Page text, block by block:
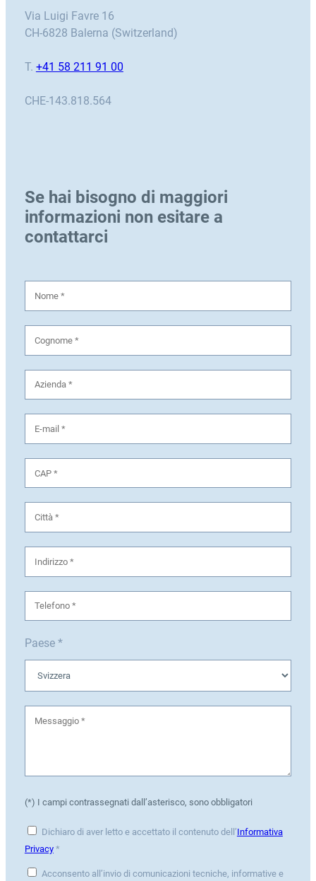
Via Luigi Favre 16
CH-6828 Balerna (Switzerland)
T. +41 58 211 91 00
CHE-143.818.564
Se hai bisogno di maggiori
informazioni non esitare a
contattarci
Paese *
(*) I campi contrassegnati dall’asterisco, sono obbligatori
Dichiaro di aver letto e accettato il contenuto dell’Informativa
Privacy*
Acconsento all’invio di comunicazioni tecniche, informative e